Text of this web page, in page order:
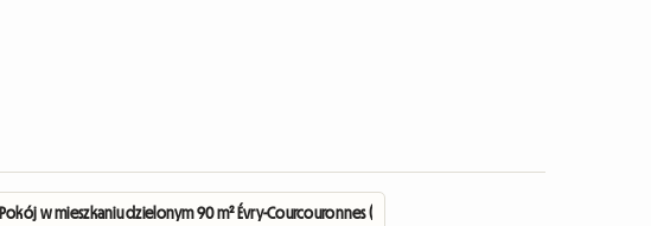
Pokój w mieszkaniu dzielonym 90 m² Évry-Courcouronnes (91000)